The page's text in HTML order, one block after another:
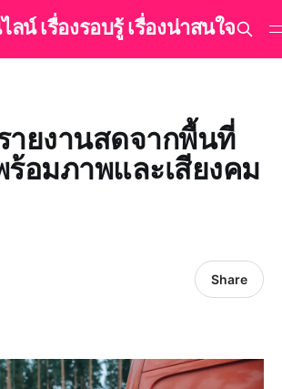
น์ เรื่องรอบรู้ เรื่องน่าสนใจ
ายงานสดจากพื้นที่
ร้อมภาพและเสียงคม
Share